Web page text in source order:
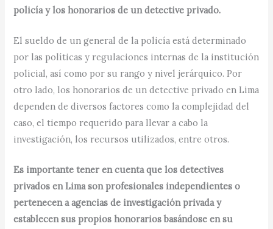
policía y los honorarios de un detective privado.
El sueldo de un general de la policía está determinado
por las políticas y regulaciones internas de la institución
policial, así como por su rango y nivel jerárquico. Por
otro lado, los honorarios de un detective privado en Lima
dependen de diversos factores como la complejidad del
caso, el tiempo requerido para llevar a cabo la
investigación, los recursos utilizados, entre otros.
Es importante tener en cuenta que los detectives
privados en Lima son profesionales independientes o
pertenecen a agencias de investigación privada y
establecen sus propios honorarios basándose en su